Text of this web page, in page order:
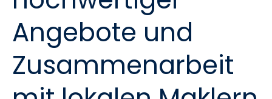
Angebote und
Zusammenarbeit